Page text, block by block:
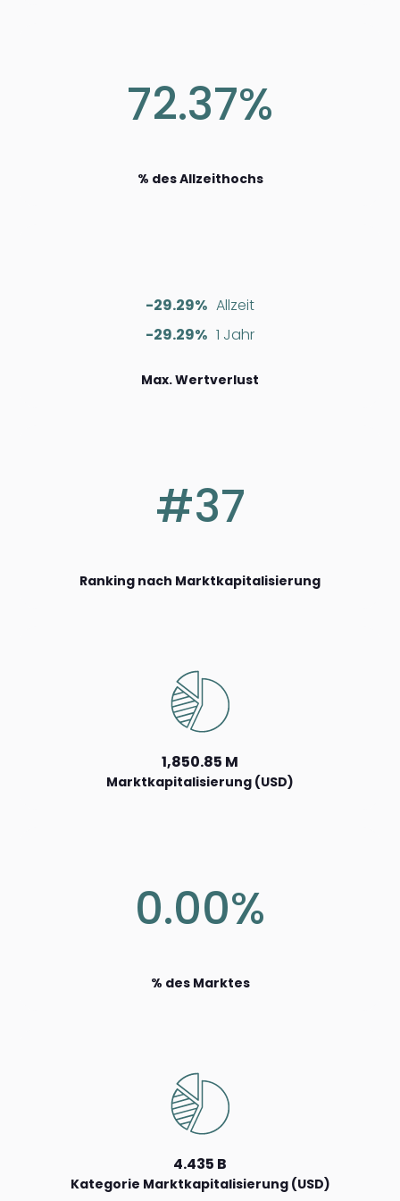
72.37%
% des Allzeithochs
-29.29% Allzeit
-29.29% 1 Jahr
Max. Wertverlust
#37
Ranking nach Marktkapitalisierung
1,850.85 M
Marktkapitalisierung (USD)
0.00%
% des Marktes
4.435 B
Kategorie Marktkapitalisierung (USD)